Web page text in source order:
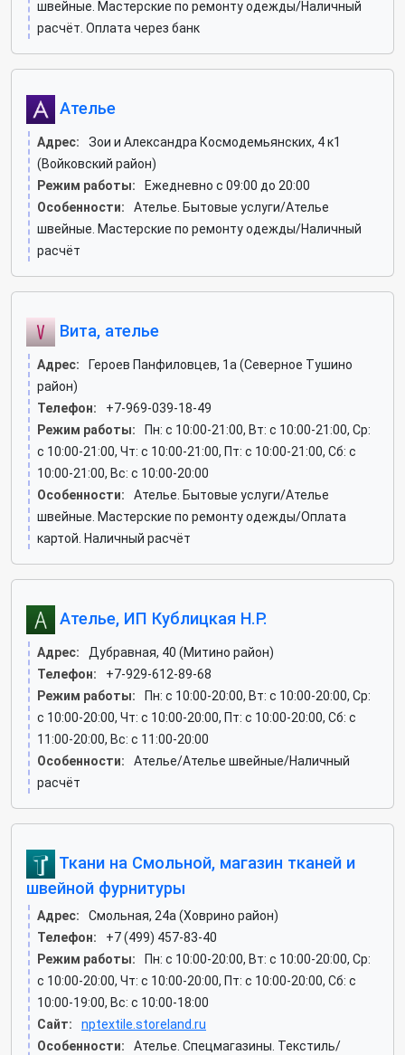
швейные. Мастерские по ремонту одежды/Наличный
расчёт. Оплата через банк
Ателье
Адрес:
Зои и Александра Космодемьянских, 4 к1
(Войковский район)
Режим работы:
Ежедневно с 09:00 до 20:00
Особенности:
Ателье. Бытовые услуги/Ателье
швейные. Мастерские по ремонту одежды/Наличный
расчёт
Вита, ателье
Адрес:
Героев Панфиловцев, 1а (Северное Тушино
район)
Телефон:
+7-969-039-18-49
Режим работы:
Пн: c 10:00-21:00, Вт: c 10:00-21:00, Ср:
c 10:00-21:00, Чт: c 10:00-21:00, Пт: c 10:00-21:00, Сб: c
10:00-21:00, Вс: c 10:00-20:00
Особенности:
Ателье. Бытовые услуги/Ателье
швейные. Мастерские по ремонту одежды/Оплата
картой. Наличный расчёт
Ателье, ИП Кублицкая Н.Р.
Адрес:
Дубравная, 40 (Митино район)
Телефон:
+7-929-612-89-68
Режим работы:
Пн: c 10:00-20:00, Вт: c 10:00-20:00, Ср:
c 10:00-20:00, Чт: c 10:00-20:00, Пт: c 10:00-20:00, Сб: c
11:00-20:00, Вс: c 11:00-20:00
Особенности:
Ателье/Ателье швейные/Наличный
расчёт
Ткани на Смольной, магазин тканей и
швейной фурнитуры
Адрес:
Смольная, 24а (Ховрино район)
Телефон:
+7 (499) 457-83-40
Режим работы:
Пн: c 10:00-20:00, Вт: c 10:00-20:00, Ср:
c 10:00-20:00, Чт: c 10:00-20:00, Пт: c 10:00-20:00, Сб: c
10:00-19:00, Вс: c 10:00-18:00
Сайт:
nptextile.storeland.ru
Особенности:
Ателье. Спецмагазины. Текстиль/